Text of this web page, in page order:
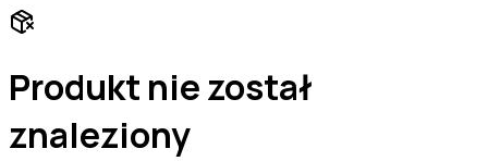
Produkt nie został
znaleziony